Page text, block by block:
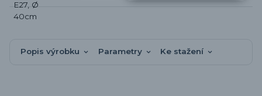
Popis výrobku Parametry Ke stažení